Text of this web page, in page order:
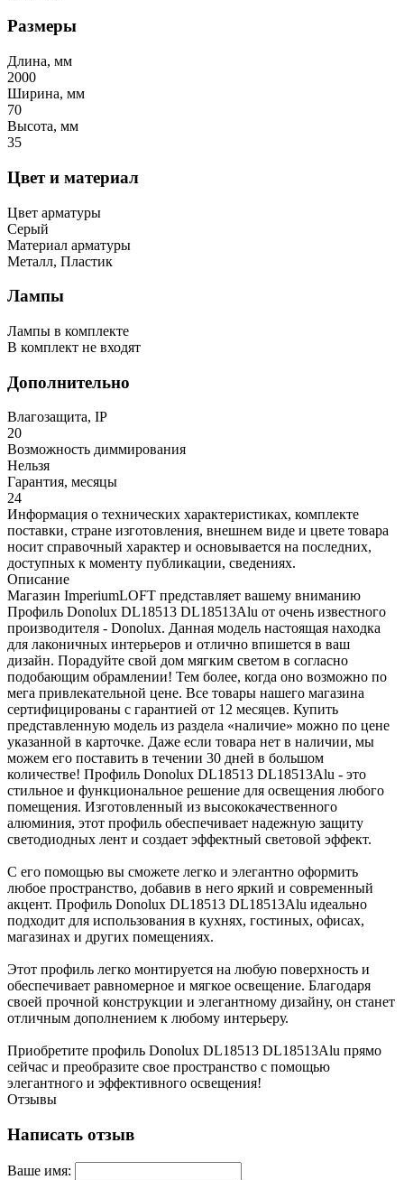
Размеры
Длина, мм
2000
Ширина, мм
70
Высота, мм
35
Цвет и материал
Цвет арматуры
Серый
Материал арматуры
Металл, Пластик
Лампы
Лампы в комплекте
В комплект не входят
Дополнительно
Влагозащита, IP
20
Возможность диммирования
Нельзя
Гарантия, месяцы
24
Информация о технических характеристиках, комплекте
поставки, стране изготовления, внешнем виде и цвете товара
носит справочный характер и основывается на последних,
доступных к моменту публикации, сведениях.
Описание
Магазин ImperiumLOFT представляет вашему вниманию
Профиль Donolux DL18513 DL18513Alu от очень известного
производителя - Donolux. Данная модель настоящая находка
для лаконичных интерьеров и отлично впишется в ваш
дизайн. Порадуйте свой дом мягким светом в согласно
подобающим обрамлении! Тем более, когда оно возможно по
мега привлекательной цене. Все товары нашего магазина
сертифицированы с гарантией от 12 месяцев. Купить
представленную модель из раздела «наличие» можно по цене
указанной в карточке. Даже если товара нет в наличии, мы
можем его поставить в течении 30 дней в большом
количестве! Профиль Donolux DL18513 DL18513Alu - это
стильное и функциональное решение для освещения любого
помещения. Изготовленный из высококачественного
алюминия, этот профиль обеспечивает надежную защиту
светодиодных лент и создает эффектный световой эффект.
С его помощью вы сможете легко и элегантно оформить
любое пространство, добавив в него яркий и современный
акцент. Профиль Donolux DL18513 DL18513Alu идеально
подходит для использования в кухнях, гостиных, офисах,
магазинах и других помещениях.
Этот профиль легко монтируется на любую поверхность и
обеспечивает равномерное и мягкое освещение. Благодаря
своей прочной конструкции и элегантному дизайну, он станет
отличным дополнением к любому интерьеру.
Приобретите профиль Donolux DL18513 DL18513Alu прямо
сейчас и преобразите свое пространство с помощью
элегантного и эффективного освещения!
Отзывы
Написать отзыв
Ваше имя: